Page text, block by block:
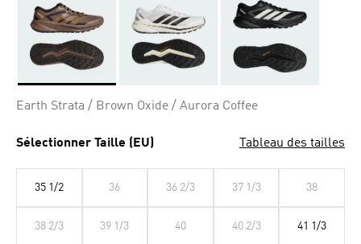
Earth Strata / Brown Oxide / Aurora Coffee
Sélectionner Taille (EU) Tableau des tailles
35 1/2 36 36 2/3 37 1/3 38
38 2/3 39 1/3 40 40 2/3 41 1/3